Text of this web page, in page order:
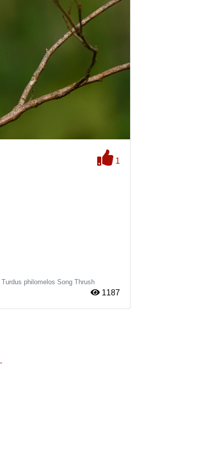
1
Turdus philomelos Song Thrush
1187